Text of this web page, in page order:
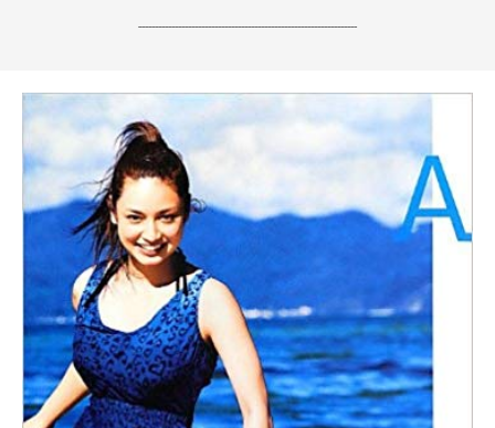
------------------------------------------------------------------